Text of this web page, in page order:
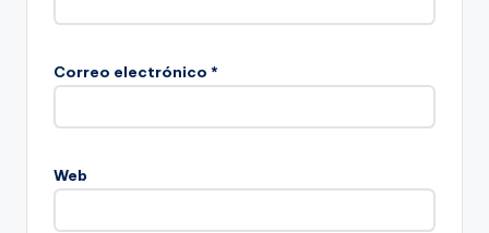
Correo electrónico *
Web